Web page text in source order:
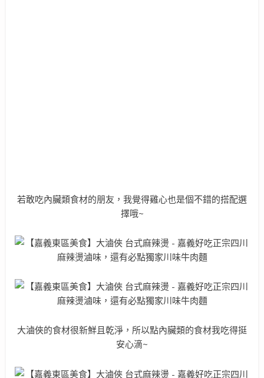
若敢吃內臟類食材的朋友，我覺得雞心也是個不錯的搭配選
擇哦~
大滷俠的食材很新鮮且乾淨，所以點內臟類的食材我吃得挺
安心滴~